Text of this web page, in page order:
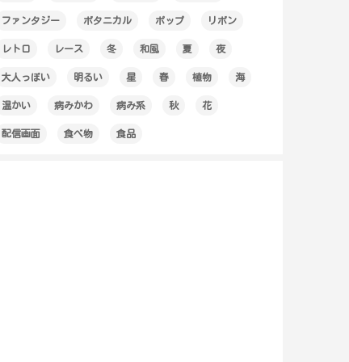
ファンタジー ボタニカル ポップ リボン
レトロ レース 冬 和風 夏 夜
大人っぽい 明るい 星 春 植物 海
温かい 病みかわ 病み系 秋 花
配信画面 食べ物 食品